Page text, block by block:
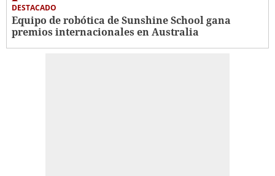
DESTACADO
Equipo de robótica de Sunshine School gana
premios internacionales en Australia